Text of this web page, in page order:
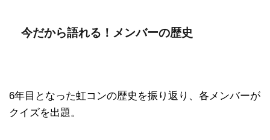
今だから語れる！メンバーの歴史
6年目となった虹コンの歴史を振り返り、各メンバーが
クイズを出題。